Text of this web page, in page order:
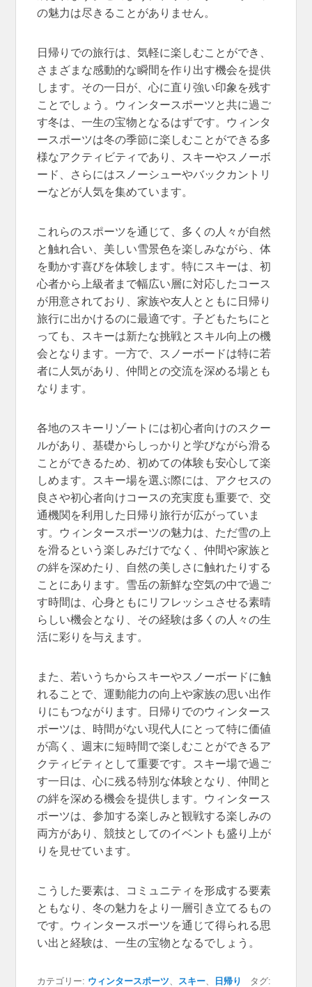
の魅力は尽きることがありません。
日帰りでの旅行は、気軽に楽しむことができ、
さまざまな感動的な瞬間を作り出す機会を提供
します。その一日が、心に直り強い印象を残す
ことでしょう。ウィンタースポーツと共に過ご
す冬は、一生の宝物となるはずです。ウィンタ
ースポーツは冬の季節に楽しむことができる多
様なアクティビティであり、スキーやスノーボ
ード、さらにはスノーシューやバックカントリ
ーなどが人気を集めています。
これらのスポーツを通じて、多くの人々が自然
と触れ合い、美しい雪景色を楽しみながら、体
を動かす喜びを体験します。特にスキーは、初
心者から上級者まで幅広い層に対応したコース
が用意されており、家族や友人とともに日帰り
旅行に出かけるのに最適です。子どもたちにと
っても、スキーは新たな挑戦とスキル向上の機
会となります。一方で、スノーボードは特に若
者に人気があり、仲間との交流を深める場とも
なります。
各地のスキーリゾートには初心者向けのスクー
ルがあり、基礎からしっかりと学びながら滑る
ことができるため、初めての体験も安心して楽
しめます。スキー場を選ぶ際には、アクセスの
良さや初心者向けコースの充実度も重要で、交
通機関を利用した日帰り旅行が広がっていま
す。ウィンタースポーツの魅力は、ただ雪の上
を滑るという楽しみだけでなく、仲間や家族と
の絆を深めたり、自然の美しさに触れたりする
ことにあります。雪岳の新鮮な空気の中で過ご
す時間は、心身ともにリフレッシュさせる素晴
らしい機会となり、その経験は多くの人々の生
活に彩りを与えます。
また、若いうちからスキーやスノーボードに触
れることで、運動能力の向上や家族の思い出作
りにもつながります。日帰りでのウィンタース
ポーツは、時間がない現代人にとって特に価値
が高く、週末に短時間で楽しむことができるア
クティビティとして重要です。スキー場で過ご
す一日は、心に残る特別な体験となり、仲間と
の絆を深める機会を提供します。ウィンタース
ポーツは、参加する楽しみと観戦する楽しみの
両方があり、競技としてのイベントも盛り上が
りを見せています。
こうした要素は、コミュニティを形成する要素
ともなり、冬の魅力をより一層引き立てるもの
です。ウィンタースポーツを通じて得られる思
い出と経験は、一生の宝物となるでしょう。
カテゴリー: ウィンタースポーツ スキー 日帰り
タグ: